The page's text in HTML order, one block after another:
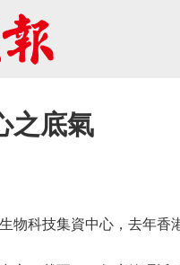
之底氣
科技集資中心，去年香